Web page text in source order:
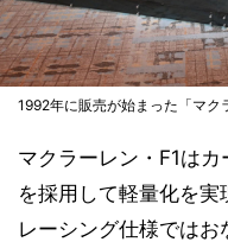
1992年に販売が始まった「マク
マクラーレン・F1は
を採用して軽量化を実
レーシング仕様では